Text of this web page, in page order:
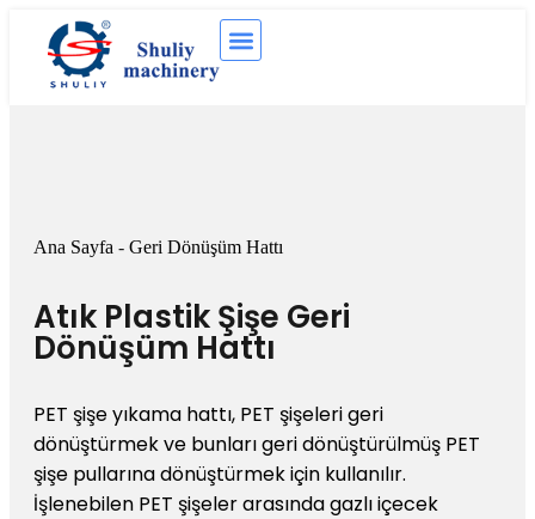
Ana Sayfa - Geri Dönüşüm Hattı
Atık Plastik Şişe Geri
Dönüşüm Hattı
PET şişe yıkama hattı, PET şişeleri geri
dönüştürmek ve bunları geri dönüştürülmüş PET
şişe pullarına dönüştürmek için kullanılır.
İşlenebilen PET şişeler arasında gazlı içecek